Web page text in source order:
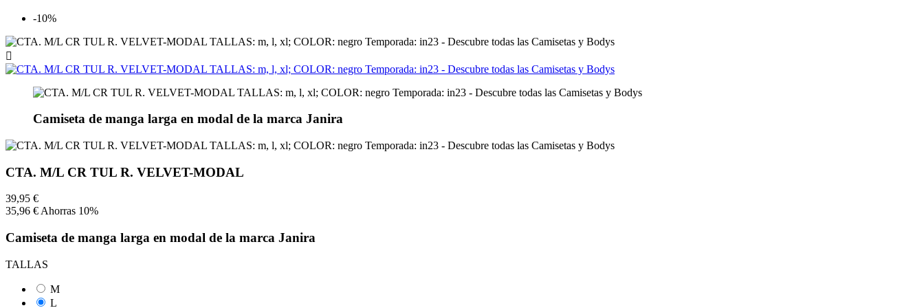
-10%

Camiseta de manga larga en modal de la marca Janira
CTA. M/L CR TUL R. VELVET-MODAL
39,95 €
35,96 €Ahorras 10%
Camiseta de manga larga en modal de la marca Janira
TALLAS
M
L